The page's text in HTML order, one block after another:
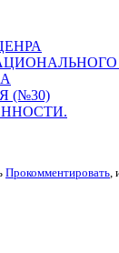
(№30)
Прокомментировать